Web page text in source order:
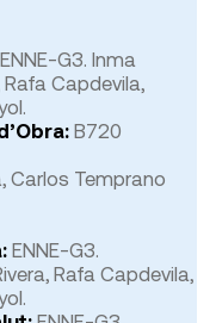
ENNE-G3. Inma
Capdevila,
B720
Carlos Temprano
ENNE-G3.
Rafa Capdevila,